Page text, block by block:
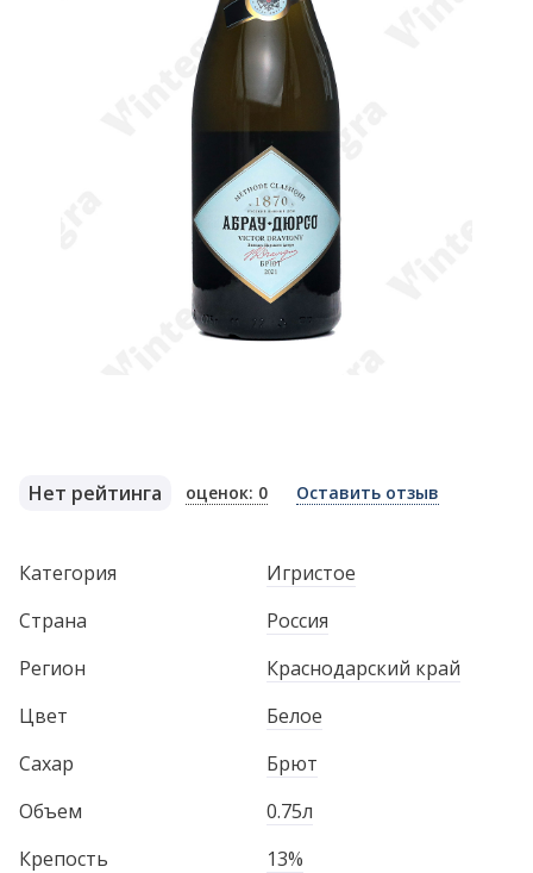
Нет рейтинга оценок: 0 Оставить отзыв
Категория
Игристое
Страна
Россия
Регион
Краснодарский край
Цвет
Белое
Сахар
Брют
Объем
0.75л
Крепость
13%